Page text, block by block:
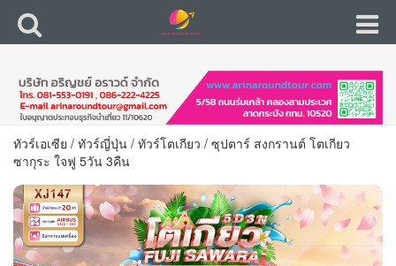
ทัวร์เอเซีย / ทัวร์ญี่ปุ่น / ทัวร์โตเกียว / ซุปตาร์ สงกรานต์ โตเกียว
ซากุระ ใจฟู 5วัน 3คืน